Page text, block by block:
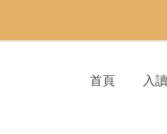
首頁 入